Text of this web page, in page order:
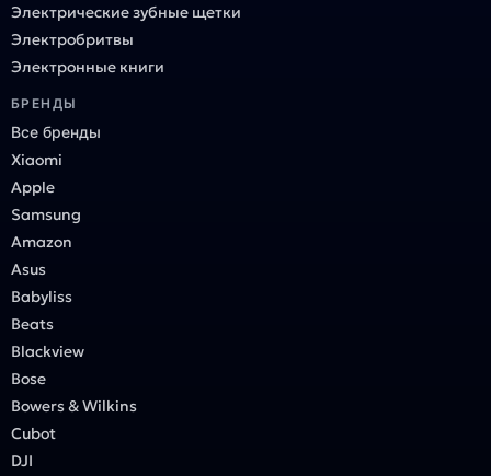
Электрические зубные щетки
Электробритвы
Электронные книги
БРЕНДЫ
Все бренды
Xiaomi
Apple
Samsung
Amazon
Asus
Babyliss
Beats
Blackview
Bose
Bowers & Wilkins
Cubot
DJI